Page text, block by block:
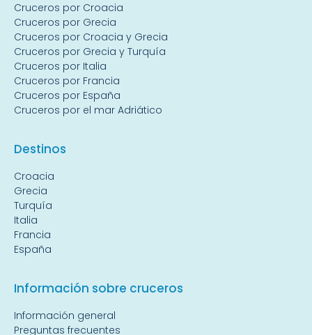
Cruceros por Croacia
Cruceros por Grecia
Cruceros por Croacia y Grecia
Cruceros por Grecia y Turquía
Cruceros por Italia
Cruceros por Francia
Cruceros por España
Cruceros por el mar Adriático
Destinos
Croacia
Grecia
Turquía
Italia
Francia
España
Información sobre cruceros
Información general
Preguntas frecuentes